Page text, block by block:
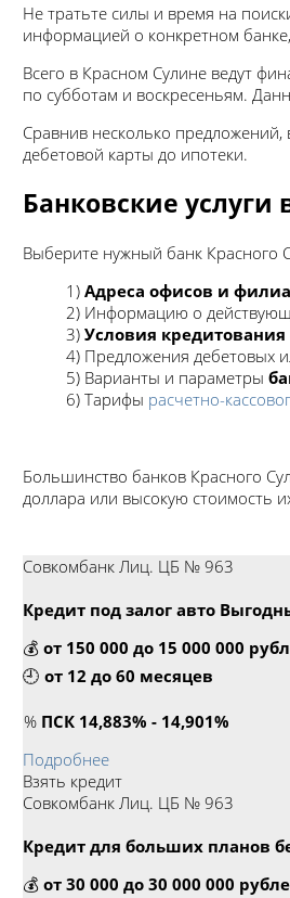
Не тратьте силы и время на
информацией о конкретном
Всего в Красном Сулине ведут
по субботам и воскресеньям.
Сравнив несколько
дебетовой карты до ипотеки.
Банковские услуги
Выберите нужный банк Красного
1) Адреса офисов и
2) Информацию о
3) Условия кредитования
4) Предложения дебетовых
5) Варианты и параметры
6) Тарифы расчетно-
Большинство банков Красного
доллара или высокую стоимость
Совкомбанк Лиц. ЦБ № 963
Кредит под залог авто
💰 от 150 000 до 15 000 000
🕘 от 12 до 60 месяцев
% ПСК 14,883% - 14,901%
Подробнее
Взять кредит
Совкомбанк Лиц. ЦБ № 963
Кредит для больших планов
💰 от 30 000 до 30 000 000